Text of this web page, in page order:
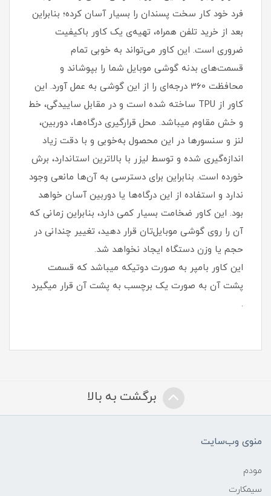
فرد خود کار سخت پسندان را بسیار آسان کرده؛ بنابراین
بعد از خرید تلفن همراه، تهیه‌ی یک کاور با‌کیفیت
ضروری است‏.‏ این کاور می‌تواند به خوبی تمام
قسمت‌های بدنه گوشی موبایل شما را بپوشاند و
محافظت 360 درجه‌ای را از این گوشی به عمل آورد‏.‏ این
کاور از TPU ساخته شده است و در مقابل ساییدگی، خط
و خش مقاوم میباشد.‏ محل قرارگیری درگاه‌ها، دوربین،
لنز و سنسورها در این محصول به‌خوبی و با دقت زیاد
اندازه‌گیری شده و توسط لیزر با بالاترین استاندارد، برش
خورده است‏.‏ بنابراین برای دسترسی به آن‌ها مانعی وجود
ندارد و استفاده از این درگاه‌ها یا دوربین آسان خواهد
بود‏.‏ این کاور ضخامت بسیار کمی دارد، بنابراین زمانی که
آن را روی گوشی موبایل‌تان قرار دهید، تغییر چندانی در
حجم یا وزن دستگاه ایجاد نخواهد شد‏.
این کاور بامپر به صورت دوتیکه میباشد که قسمت
پشت آن به صورت یک برچسب به پشت آن قرار میگیرد
.
برگشت به بالا
منوی وب‌سایت
مودم
سیمکارت